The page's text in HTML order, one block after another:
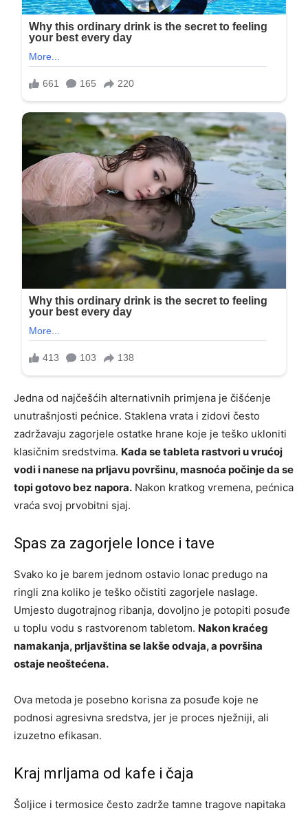
Jedna od najčešćih alternativnih primjena je čišćenje
unutrašnjosti pećnice. Staklena vrata i zidovi često
zadržavaju zagorjele ostatke hrane koje je teško ukloniti
klasičnim sredstvima. Kada se tableta rastvori u vrućoj
vodi i nanese na prljavu površinu, masnoća počinje da se
topi gotovo bez napora. Nakon kratkog vremena, pećnica
vraća svoj prvobitni sjaj.
Spas za zagorjele lonce i tave
Svako ko je barem jednom ostavio lonac predugo na
ringli zna koliko je teško očistiti zagorjele naslage.
Umjesto dugotrajnog ribanja, dovoljno je potopiti posuđe
u toplu vodu s rastvorenom tabletom. Nakon kraćeg
namakanja, prljavština se lakše odvaja, a površina
ostaje neoštećena.
Ova metoda je posebno korisna za posuđe koje ne
podnosi agresivna sredstva, jer je proces nježniji, ali
izuzetno efikasan.
Kraj mrljama od kafe i čaja
Šoljice i termosice često zadrže tamne tragove napitaka